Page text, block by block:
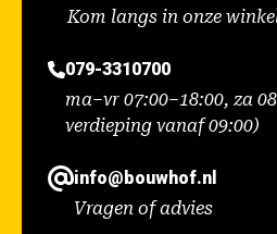
Kom langs in onze
079-3310700
ma–vr 07:00–18:00, za
verdieping vanaf 09:00)
info@bouwhof.nl
Vragen of advies